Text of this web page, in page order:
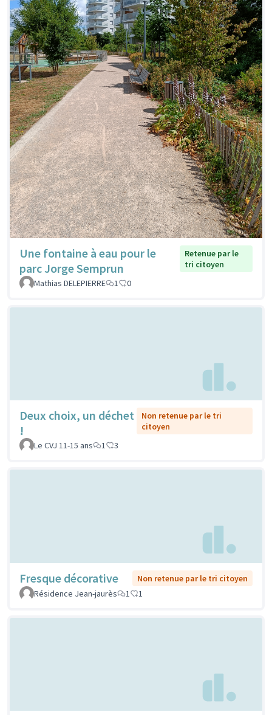
Une fontaine à eau pour le
parc Jorge Semprun
Retenue par le
tri citoyen
Mathias DELEPIERRE
1 0
Deux choix, un déchet
!
Non retenue par le tri
citoyen
Le CVJ 11-15 ans
1 3
Fresque décorative
Non retenue par le tri citoyen
Résidence Jean-jaurès
1 1